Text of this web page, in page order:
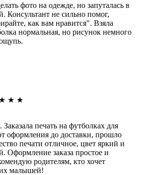
фото на одежде, но запуталась в
Консультант не сильно помог,
как вам нравится". Взяла
нормальная, но рисунок немного
★ ★
печать на футболках для
оформления до доставки, прошло
печати отличное, цвет яркий и
Оформление заказа простое и
родителям, кто хочет
малышей!